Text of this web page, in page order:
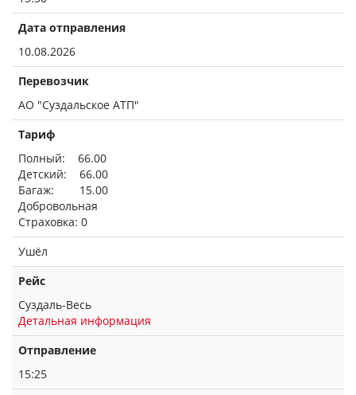
Дата отправления
10.08.2026
Перевозчик
АО "Суздальское АТП"
Тариф
Полный: 66.00
Детский: 66.00
Багаж: 15.00
Добровольная
Страховка: 0
Ушёл
Рейс
Суздаль-Весь
Детальная информация
Отправление
15:25